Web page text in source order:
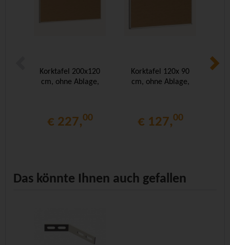
Korktafel 200x120
cm, ohne Ablage,
€ 227,00
Korktafel 120x 90
cm, ohne Ablage,
€ 127,00
Das könnte Ihnen auch gefallen